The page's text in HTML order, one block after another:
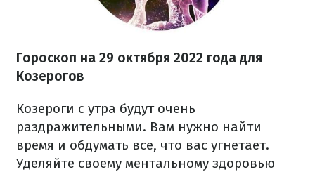
Гороскоп на 29 октября 2022 года для
Козерогов
Козероги с утра будут очень
раздражительными. Вам нужно найти
время и обдумать все, что вас угнетает.
Уделяйте своему ментальному здоровью